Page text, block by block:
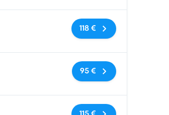
Keine Tags
118 €
Keine Tags
95 €
Keine Tags